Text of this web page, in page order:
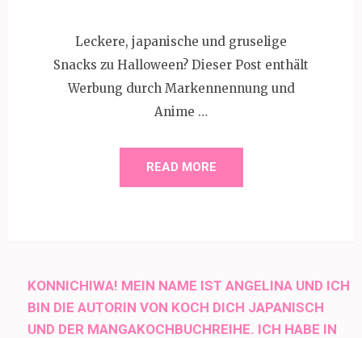
Leckere, japanische und gruselige
Snacks zu Halloween? Dieser Post enthält
Werbung durch Markennennung und
Anime …
READ MORE
KONNICHIWA! MEIN NAME IST ANGELINA UND ICH
BIN DIE AUTORIN VON KOCH DICH JAPANISCH
UND DER MANGAKOCHBUCHREIHE. ICH HABE IN